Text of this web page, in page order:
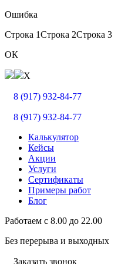
Ошибка
Строка 1Строка 2Строка 3
ОК
X
8 (917) 932-84-77
8 (917) 932-84-77
Калькулятор
Кейсы
Акции
Услуги
Сертификаты
Примеры работ
Блог
Работаем с 8.00 до 22.00
Без перерыва и выходных
Заказать звонок